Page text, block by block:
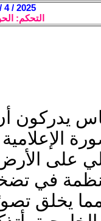
2025 / 4 / 18 - 15:08
التحكم:
يدركون
على
في
يخلق